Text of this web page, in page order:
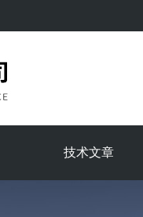
技术文章